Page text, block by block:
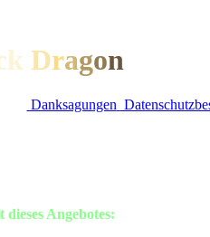
Dragon
Danksagungen
Angebotes: